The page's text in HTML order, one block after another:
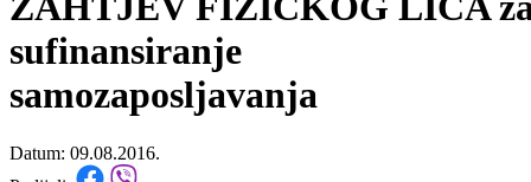
Početna / Javni pozivi
ZAHTJEV FIZICKOG LICA
sufinansiranje
samozaposljavanja